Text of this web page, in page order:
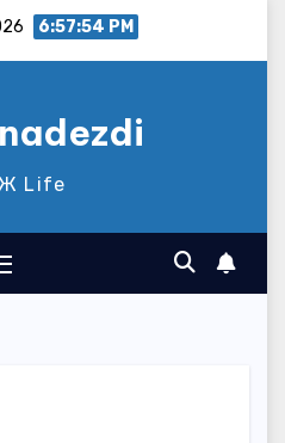
6:57:55 PM
Life